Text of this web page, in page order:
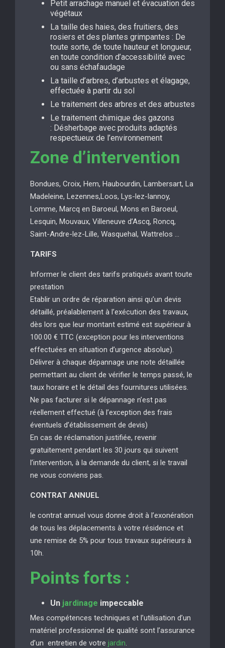
Petit arrachage manuel et évacuation des
végétaux
La taille des haies, des fruitiers, des
rosiers et des plantes grimpantes : De
toute sorte, de toute hauteur et longueur,
en toute condition d’accessibilité avec
ou sans échafaudage
La taille d’arbres, d’arbustes et élagage,
effectuée à partir du sol
Le traitement des arbres et des arbustes
Le traitement chimique des gazons
: Désherbage avec produits adaptés
respectueux de l’environnement
Zone d’intervention
Bondues, Croix, Hem, Haubourdin, Lambersart, La
Madeleine, Lezennes,Loos, Lys-lez-lannoy,
Lomme, Marcq en Baroeul, Mons en Baroeul,
Lesquin, Mouvaux, Villeneuve d’Ascq, Roncq,
Saint-Andre-lez-Lille, Wasquehal, Wattrelos …
TARIFS
Informer le client des tarifs pratiqués avant toute
prestation
Etablir un ordre de réparation ainsi qu’un devis
détaillé, préalablement à l’exécution des travaux,
dès lors que leur montant estimé est supérieur à
100.00 € TTC (exception pour les interventions
effectuées en situation d’urgence absolue).
Délivrer à chaque dépannage une note détaillée
permettant au client de vérifier le temps passé, le
taux horaire et le détail des fournitures utilisées.
Ne pas facturer si le dépannage n’est pas
réellement effectué (à l’exception des frais
éventuels d’établissement de devis)
En cas de réclamation justifiée, revenir
gratuitement pendant les 30 jours qui suivent
l’intervention, à la demande du client, si le travail
ne vous conviens pas.
CONTRAT ANNUEL
le contrat annuel vous donne droit à l’exonération
de tous les déplacements à votre résidence et
une remise de 5% pour tous travaux supérieurs à
10h.
Points forts :
Un jardinage impeccable
Mes compétences techniques et l’utilisation d’un
matériel professionnel de qualité sont l’assurance
d’un entretien de votre jardin